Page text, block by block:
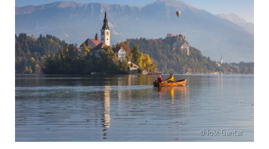
© Jošt Gantar